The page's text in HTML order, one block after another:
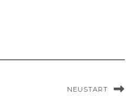
NEUSTART